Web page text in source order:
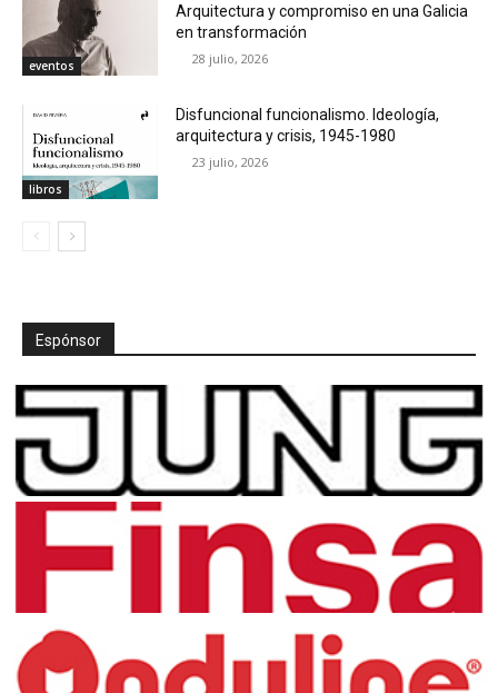
eventos
Arquitectura y compromiso en una Galicia
en transformación
28 julio, 2026
libros
Disfuncional funcionalismo. Ideología,
arquitectura y crisis, 1945-1980
23 julio, 2026
Espónsor